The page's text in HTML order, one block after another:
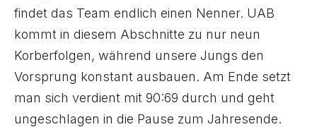
findet das Team endlich einen Nenner. UAB
kommt in diesem Abschnitte zu nur neun
Korberfolgen, während unsere Jungs den
Vorsprung konstant ausbauen. Am Ende setzt
man sich verdient mit 90:69 durch und geht
ungeschlagen in die Pause zum Jahresende.